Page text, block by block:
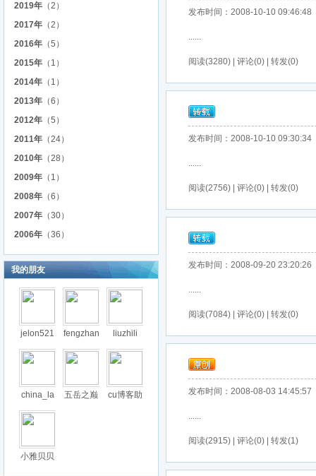
2019年 （2）
2017年 （2）
2016年 （5）
2015年 （1）
2014年 （1）
2013年 （6）
2012年 （5）
2011年 （24）
2010年 （28）
2009年 （1）
2008年 （6）
2007年 （30）
2006年 （36）
我的朋友
jelon521 fengzhan liuzhili
china_la 五岳之巅 cu博客助
小雅贝贝
发布时间：2008-10-10 09:46:48
......
阅读(3280) | 评论(0) | 转发(0)
发布时间：2008-10-10 09:30:34
......
阅读(2756) | 评论(0) | 转发(0)
发布时间：2008-09-20 23:20:26
......
阅读(7084) | 评论(0) | 转发(0)
发布时间：2008-08-03 14:45:57
......
阅读(2915) | 评论(0) | 转发(1)